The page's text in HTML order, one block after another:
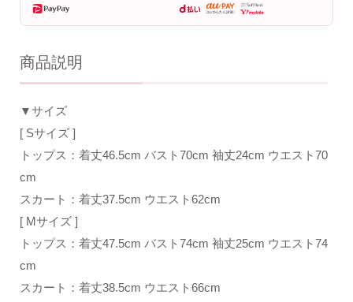
商品説明
▼サイズ
[ Sサイズ ]
トップス：着丈46.5cm バスト70cm 袖丈24cm ウエスト70
cm
スカート：着丈37.5cm ウエスト62cm
[ Mサイズ ]
トップス：着丈47.5cm バスト74cm 袖丈25cm ウエスト74
cm
スカート：着丈38.5cm ウエスト66cm